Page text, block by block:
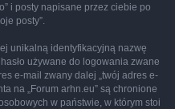
i posty napisane przez ciebie po
posty”.
unikalną identyfikacyjną nazwę
używane do logowania zwane
e-mail zwany dalej „twój adres e-
na „Forum arhn.eu” są chronione
w państwie, w którym stoi